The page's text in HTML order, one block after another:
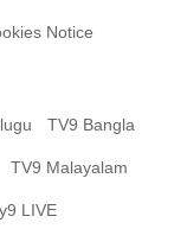
Notice
TV9 Bangla
TV9 Malayalam
LIVE